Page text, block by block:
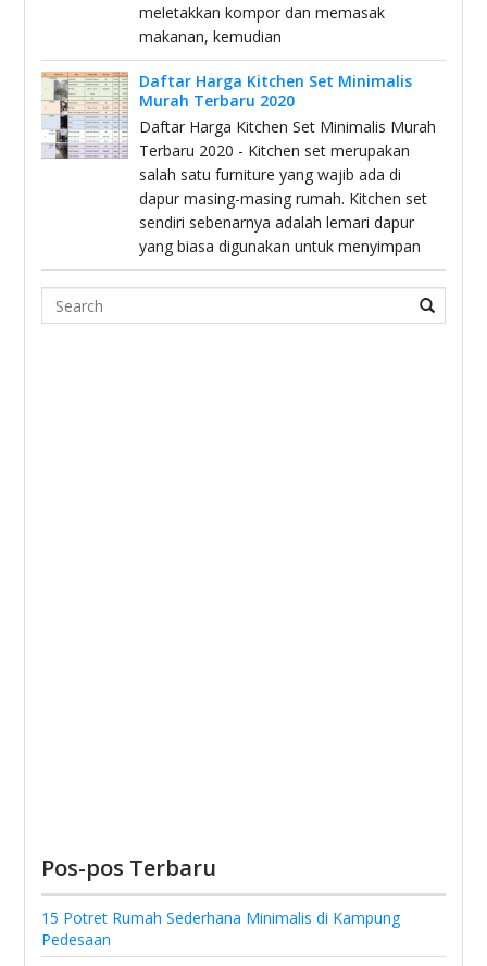
meletakkan kompor dan memasak
makanan, kemudian
Daftar Harga Kitchen Set Minimalis
Murah Terbaru 2020
Daftar Harga Kitchen Set Minimalis Murah
Terbaru 2020 - Kitchen set merupakan
salah satu furniture yang wajib ada di
dapur masing-masing rumah. Kitchen set
sendiri sebenarnya adalah lemari dapur
yang biasa digunakan untuk menyimpan
Search
Pos-pos Terbaru
15 Potret Rumah Sederhana Minimalis di Kampung
Pedesaan